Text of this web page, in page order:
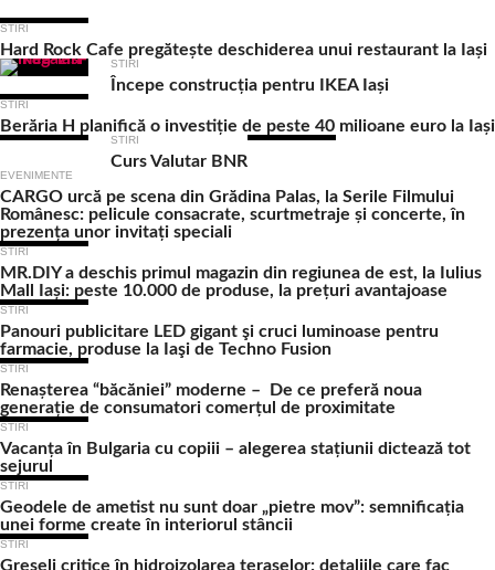
STIRI
Hard Rock Cafe pregătește deschiderea unui restaurant la Iași
STIRI
Începe construcția pentru IKEA Iași
STIRI
Berăria H planifică o investiție de peste 40 milioane euro la Iași
STIRI
Curs Valutar BNR
EVENIMENTE
CARGO urcă pe scena din Grădina Palas, la Serile Filmului
Românesc: pelicule consacrate, scurtmetraje și concerte, în
prezența unor invitați speciali
STIRI
MR.DIY a deschis primul magazin din regiunea de est, la Iulius
Mall Iași: peste 10.000 de produse, la prețuri avantajoase
STIRI
Panouri publicitare LED gigant şi cruci luminoase pentru
farmacie, produse la Iaşi de Techno Fusion
STIRI
Renașterea “băcăniei” moderne – De ce preferă noua
generație de consumatori comerțul de proximitate
STIRI
Vacanța în Bulgaria cu copiii – alegerea stațiunii dictează tot
sejurul
STIRI
Geodele de ametist nu sunt doar „pietre mov”: semnificația
unei forme create în interiorul stâncii
STIRI
Greșeli critice în hidroizolarea teraselor: detaliile care fac